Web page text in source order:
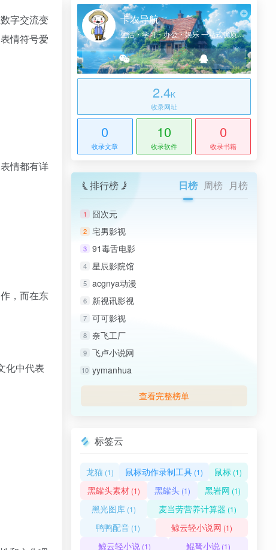
字交流变
情符号爱
情都有详
，而在东
化中代表
卡农导航
生活・学习・办公・娱乐 一站式优质网址导航
2.4K
收录网址
0
收录文章
10
收录软件
0
收录书籍
排行榜 日榜 周榜 月榜
1 囧次元
2 宅男影视
3 91毒舌电影
4 星辰影院馆
5 acgnya动漫
6 新视讯影视
7 可可影视
8 奈飞工厂
9 飞卢小说网
10 yymanhua
查看完整榜单
标签云
龙猫(1) 鼠标动作录制工具(1) 鼠标 (1)
黑罐头素材 (1) 黑罐头 (1) 黑岩网 (1)
黑光图库 (1) 麦当劳营养计算器 (1)
鸭鸭配音 (1) 鲸云轻小说网 (1)
鲸云轻小说(1) 鲲弩小说(1)